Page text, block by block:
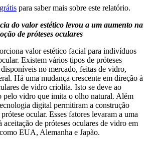
para saber mais sobre este relatório.
do valor estético levou a um aumento na
de próteses oculares
valor estético facial para indivíduos
Existem vários tipos de próteses
no mercado, feitas de vidro,
Há uma mudança crescente em direção à
de vidro criolita. Isto se deve ao
pelo vidro que imita o olho natural. Além
digital permitiram a construção
ocular. Esses fatores levaram a uma
aceitação de próteses oculares de vidro em
EUA, Alemanha e Japão.